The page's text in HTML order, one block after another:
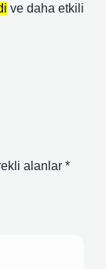
ve daha etkili
alanlar *